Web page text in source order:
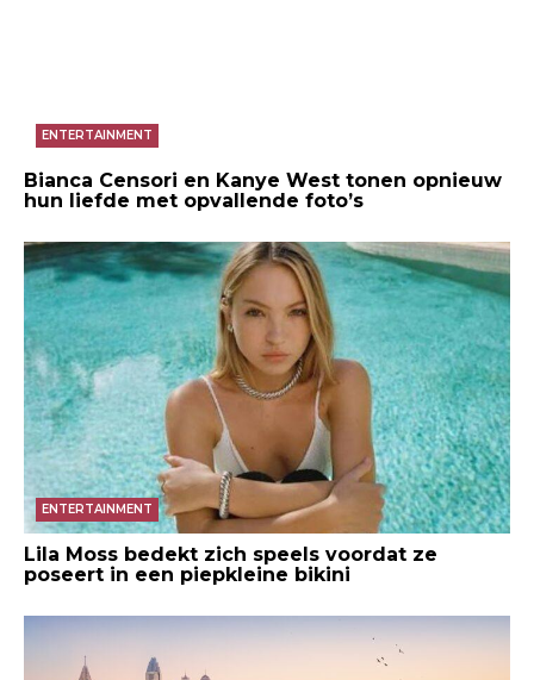
ENTERTAINMENT
Bianca Censori en Kanye West tonen opnieuw
hun liefde met opvallende foto’s
ENTERTAINMENT
Lila Moss bedekt zich speels voordat ze
poseert in een piepkleine bikini